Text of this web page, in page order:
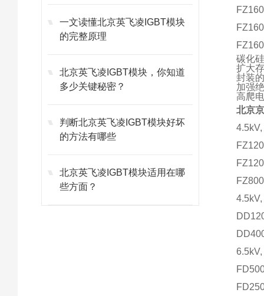
一文读懂北京英飞凌IGBT模块
的完整原理
北京英飞凌IGBT模块，你知道
多少关键秘密？
判断北京英飞凌IGBT模块好坏
的方法有哪些
北京英飞凌IGBT模块适用在哪
些方面？
碳化
扩大
封装
加强
高爬
北京